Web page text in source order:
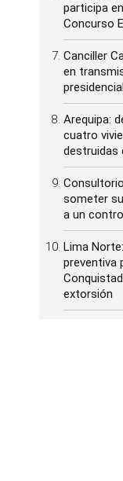
participa
Concurso
Canciller
en
Arequipa:
cuatro
destruidas
someter
a un
Lima
preventiva
extorsión